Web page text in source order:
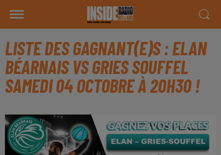
LISTE DES GAGNANT(E)S : ELAN
BÉARNAIS VS GRIES SOUFFEL
SAMEDI 04 OCTOBRE À 20H30 !